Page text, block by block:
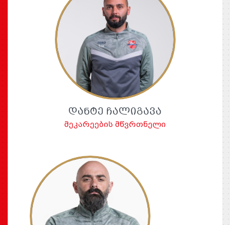
ᲓᲐᲜᲢᲔ ᲩᲐᲚᲘᲒᲐᲕᲐ
მეკარეების მწვრთნელი